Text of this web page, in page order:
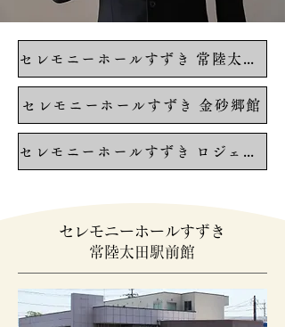
セレモニーホールすずき 常陸太田駅前館
セレモニーホールすずき 金砂郷館
セレモニーホールすずき ロジェやました館
セレモニーホールすずき
常陸太田駅前館